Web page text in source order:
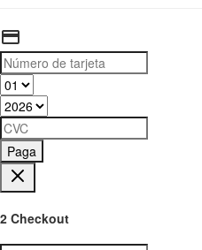
Paga
2 Checkout